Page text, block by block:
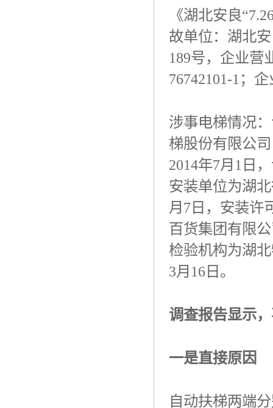
《湖北安良“
故单位：湖北
189号，企业营
76742101-1 ；
涉事电梯情况
梯股份有限公
2014年7月 1 日
安装单位为湖
月 7 日，安装许
百货集团有限
检验机构为湖
3月 16 日。
调查报告显示
一是直接原因
自动扶梯两端